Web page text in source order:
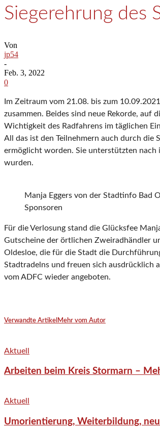
Siegerehrung des
Von
jp54
-
Feb. 3, 2022
0
Im Zeitraum vom 21.08. bis zum
zusammen. Beides sind neue Rekorde, auf
Wichtigkeit des Radfahrens im täglichen
All das ist den Teilnehmern auch durch die
ermöglicht worden. Sie unterstützten nach
wurden.
Manja Eggers von der Stadtinfo Bad
Sponsoren
Für die Verlosung stand die Glücksfee
Gutscheine der örtlichen Zweiradhändler
Oldesloe, die für die Stadt die
Stadtradelns und freuen sich ausdrücklich
vom ADFC wieder angeboten.
Verwandte Artikel Mehr vom Autor
Aktuell
Arbeiten beim Kreis Stormarn –
Aktuell
Umorientierung, Weiterbildung,